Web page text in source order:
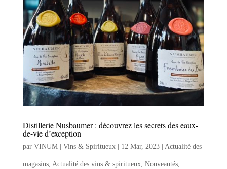
Distillerie Nusbaumer : découvrez les secrets des eaux-
de-vie d’exception
par VINUM | Vins & Spiritueux| 12 Mar, 2023| Actualité des
magasins, Actualité des vins & spiritueux, Nouveautés,